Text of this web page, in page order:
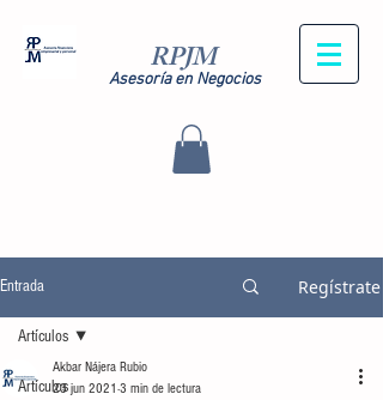
RPJM
Asesoría en Negocios
Entrada Regístrate
Artículos
Artículos
Akbar Nájera Rubio
23 jun 2021 3 min de lectura